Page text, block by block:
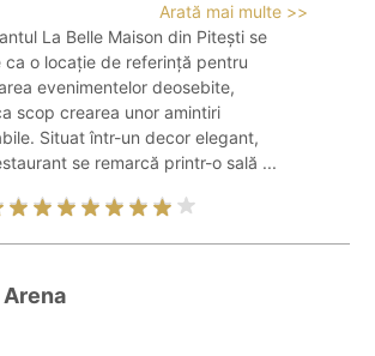
Arată mai multe >>
La Belle Maison din Pitești se
ca o locație de referință pentru
evenimentelor deosebite,
scop crearea unor amintiri
Situat într-un decor elegant,
se remarcă printr-o sală ...